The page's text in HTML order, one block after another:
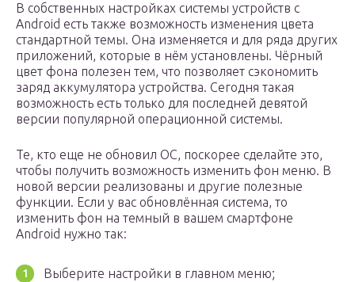
В собственных настройках системы устройств с
Android есть также возможность изменения цвета
стандартной темы. Она изменяется и для ряда других
приложений, которые в нём установлены. Чёрный
цвет фона полезен тем, что позволяет сэкономить
заряд аккумулятора устройства. Сегодня такая
возможность есть только для последней девятой
версии популярной операционной системы.
Те, кто еще не обновил ОС, поскорее сделайте это,
чтобы получить возможность изменить фон меню. В
новой версии реализованы и другие полезные
функции. Если у вас обновлённая система, то
изменить фон на темный в вашем смартфоне
Android нужно так:
Выберите настройки в главном меню;